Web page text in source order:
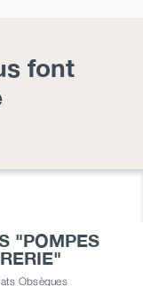
font
"POMPES
Obsèques